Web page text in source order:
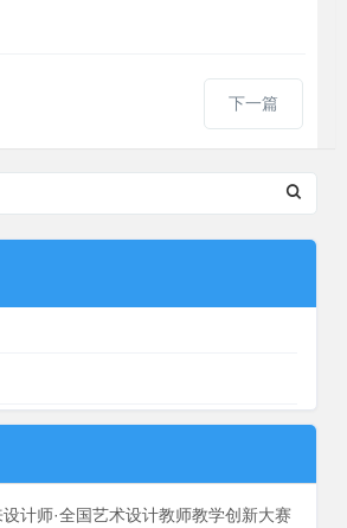
下一篇
计师·全国艺术设计教师教学创新大赛